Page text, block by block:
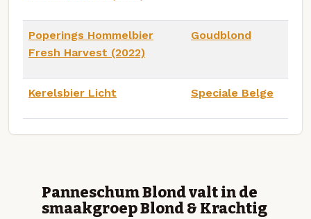
Poperings Hommelbier
Fresh Harvest (2022)
Goudblond
Kerelsbier Licht Speciale Belge
Panneschum Blond valt in de
smaakgroep Blond & Krachtig